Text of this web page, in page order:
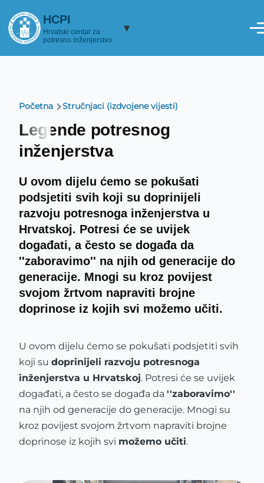
HCPI
Hrvatski centar za
potresno inženjerstvo
▾
Breadcrumb
Početna Stručnjaci (izdvojene vijesti)
Legende potresnog
inženjerstva
U ovom dijelu ćemo se pokušati
podsjetiti svih koji su doprinijeli
razvoju potresnoga inženjerstva u
Hrvatskoj. Potresi će se uvijek
događati, a često se događa da
''zaboravimo'' na njih od generacije do
generacije. Mnogi su kroz povijest
svojom žrtvom napraviti brojne
doprinose iz kojih svi možemo učiti.
U ovom dijelu ćemo se pokušati podsjetiti svih
koji su doprinijeli razvoju potresnoga
inženjerstva u Hrvatskoj. Potresi će se uvijek
događati, a često se događa da ''zaboravimo''
na njih od generacije do generacije. Mnogi su
kroz povijest svojom žrtvom napraviti brojne
doprinose iz kojih svi možemo učiti.